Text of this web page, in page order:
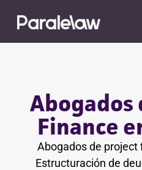
Finance
Abogados de project
Estructuración de